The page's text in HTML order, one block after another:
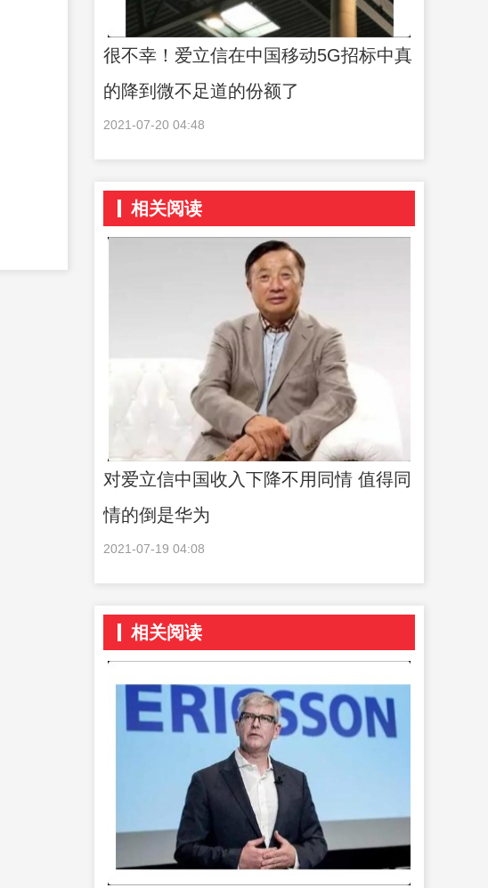
很不幸！爱立信在中国移动5G招标中真
的降到微不足道的份额了
2021-07-20 04:48
相关阅读
对爱立信中国收入下降不用同情 值得同
情的倒是华为
2021-07-19 04:08
相关阅读